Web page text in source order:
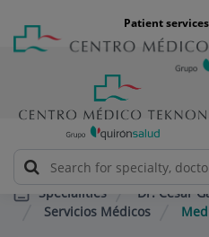
content
Menú
teléfono
cabecera
Patient
Specialities
Dr. César
Servicios Médicos